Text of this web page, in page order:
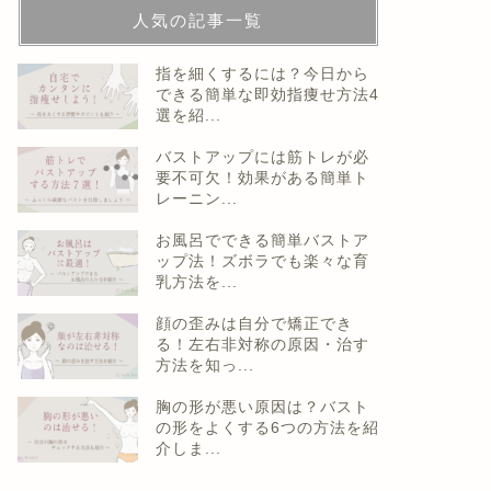
人気の記事一覧
指を細くするには？今日から
できる簡単な即効指痩せ方法4
選を紹...
バストアップには筋トレが必
要不可欠！効果がある簡単ト
レーニン...
お風呂でできる簡単バストア
ップ法！ズボラでも楽々な育
乳方法を...
顔の歪みは自分で矯正でき
る！左右非対称の原因・治す
方法を知っ...
胸の形が悪い原因は？バスト
の形をよくする6つの方法を紹
介しま...